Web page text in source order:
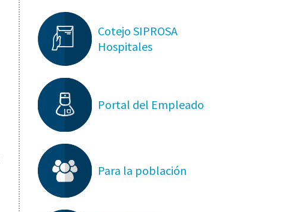
Cotejo SIPROSA
Hospitales
Portal del Empleado
Para la población